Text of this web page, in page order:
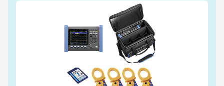
với nhiều phụ kiện đi kèm, lý tưởng cho việc phân
tích chất lượng điện năng. Bài viết này sẽ so sánh
chi tiết hai sản phẩm này, từ đó giúp kỹ sư và nhà
quản lý đưa ra quyết định mua sắm thông minh.